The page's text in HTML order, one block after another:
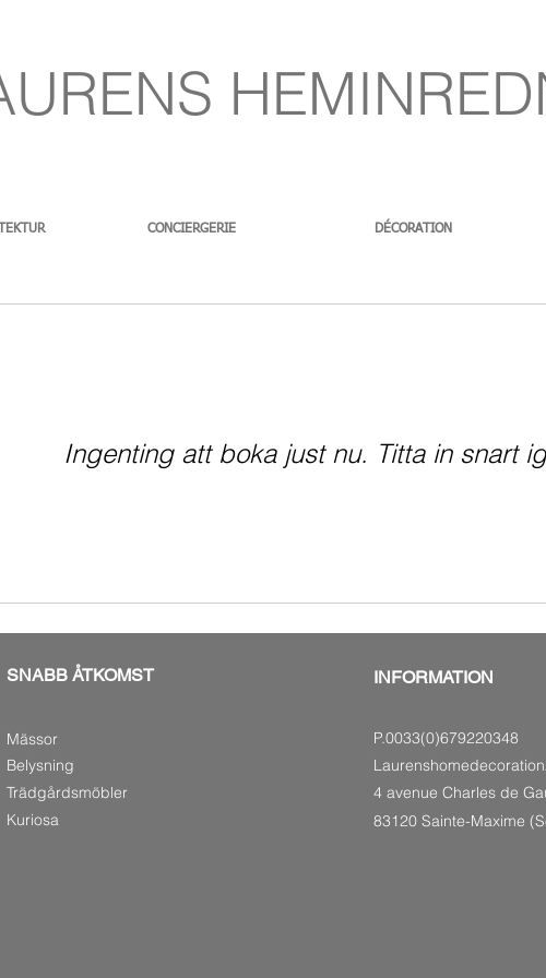
CONCIERGERIE DÉCORATION
Ingenting att boka just nu. Titta in snart
SNABB ÅTKOMST
Mässor
Belysning
Trädgårdsmöbler
Kuriosa
INFORMATION
P.0033(0)679220348
4 avenue Charles de
83120 Sainte-Maxime